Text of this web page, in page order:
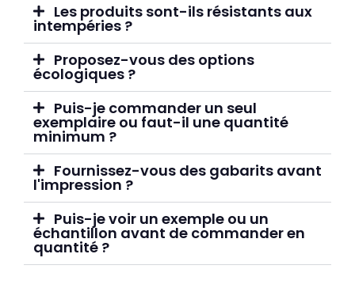
Les produits sont-ils résistants aux
intempéries ?
Proposez-vous des options
écologiques ?
Puis-je commander un seul
exemplaire ou faut-il une quantité
minimum ?
Fournissez-vous des gabarits avant
l'impression ?
Puis-je voir un exemple ou un
échantillon avant de commander en
quantité ?